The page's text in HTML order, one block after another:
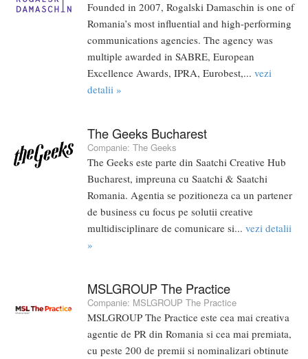
Founded in 2007, Rogalski Damaschin is one of
Romania’s most influential and high-performing
communications agencies. The agency was
multiple awarded in SABRE, European
Excellence Awards, IPRA, Eurobest,... vezi
detalii »
The Geeks Bucharest
Companie: The Geeks
The Geeks este parte din Saatchi Creative Hub
Bucharest, impreuna cu Saatchi & Saatchi
Romania. Agentia se pozitioneza ca un partener
de business cu focus pe solutii creative
multidisciplinare de comunicare si... vezi detalii
»
MSLGROUP The Practice
Companie: MSLGROUP The Practice
MSLGROUP The Practice este cea mai creativa
agentie de PR din Romania si cea mai premiata,
cu peste 200 de premii si nominalizari obtinute